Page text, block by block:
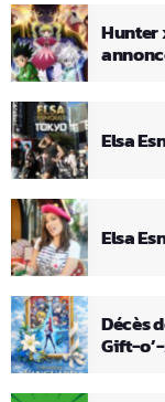
Hunter
Elsa
Elsa
Décès
Gift-